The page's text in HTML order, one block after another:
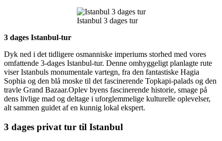
Istanbul 3 dages tur
3 dages Istanbul-tur
Dyk ned i det tidligere osmanniske imperiums storhed med vores
omfattende 3-dages Istanbul-tur. Denne omhyggeligt planlagte rute
viser Istanbuls monumentale vartegn, fra den fantastiske Hagia
Sophia og den blå moske til det fascinerende Topkapi-palads og den
travle Grand Bazaar.Oplev byens fascinerende historie, smage på
dens livlige mad og deltage i uforglemmelige kulturelle oplevelser,
alt sammen guidet af en kunnig lokal ekspert.
3 dages privat tur til Istanbul